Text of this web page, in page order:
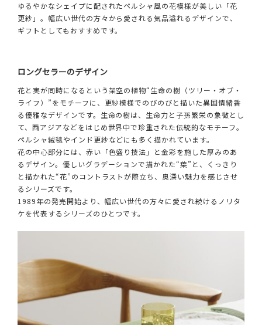
ゆるやかなシェイプに配されたペルシャ風の花模様が美しい「花
更紗」。幅広い世代の方々から愛される気品溢れるデザインで、
ギフトとしてもおすすめです。
ロングセラーのデザイン
花と実が同時になるという架空の植物“生命の樹（ツリー・オブ・
ライフ）”をモチーフに、更紗模様でのびのびと描いた異国情緒香
る優雅なデザインです。生命の樹は、生命力と子孫繁栄の象徴とし
て、西アジアなどをはじめ世界中で珍重された伝統的なモチーフ。
ペルシャ絨毯やインド更紗などにも多く描かれています。
花の中心部分には、赤い「色盛り技法」と金彩を施した厚みのあ
るデザイン。優しいグラデーションで描かれた“葉”と、くっきり
と描かれた“花”のコントラストが際立ち、奥深い魅力を感じさせ
るシリーズです。
1989年の発売開始より、幅広い世代の方々に愛され続けるノリタ
ケを代表するシリーズのひとつです。